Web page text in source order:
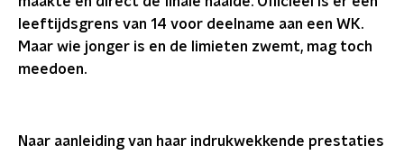
leeftijdsgrens van 14 voor deelname aan een WK.
Maar wie jonger is en de limieten zwemt, mag toch
meedoen.
Naar aanleiding van haar indrukwekkende prestaties